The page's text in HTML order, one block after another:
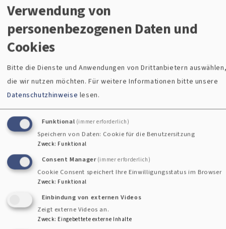
Einschränkungen in der Barrierefreiheit beim
ThemeClear (Beta-Version)
Hier den Text für vk_olivero einfügen.
Nicht barrierefreie Inhalte
Die nachstehend aufgeführten Inhalte sind aus den
folgenden Gründen nicht barrierefrei:
Barrieren Melden, Feedback und
Kontaktangaben
Verwendung von
personenbezogenen Daten und
Cookies
Bitte die Dienste und Anwendungen von Drittanbietern
die wir nutzen möchten.Für weitere Informationen bitte unsere
Datenschutzhinweise lesen.
Funktional (immer erforderlich)
Speichern von Daten: Cookie für die Benutzersitzung
Zweck: Funktional
Consent Manager (immer erforderlich)
Cookie Consent speichert Ihre Einwilligungsstatus im Browser
Zweck: Funktional
Einbindung von externen Videos
Zeigt externe Videos an.
Zweck: Eingebettete externe Inhalte